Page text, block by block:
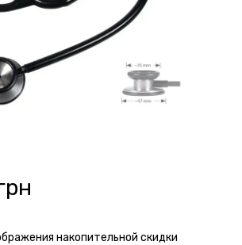
накопительной скидки